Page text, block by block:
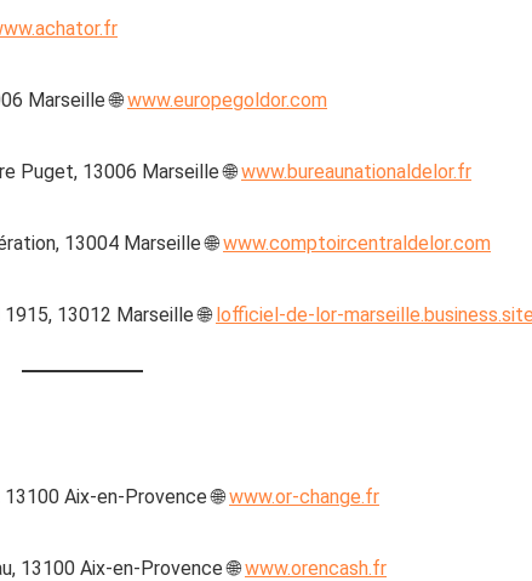
Marseille 🌐www.europegoldor.com
Puget, 13006 Marseille 🌐www.bureaunationaldelor.fr
13004 Marseille 🌐www.comptoircentraldelor.com
13012 Marseille 🌐 lofficiel-de-lor-marseille.business.site
Aix-en-Provence 🌐www.or-change.fr
13100 Aix-en-Provence 🌐www.orencash.fr